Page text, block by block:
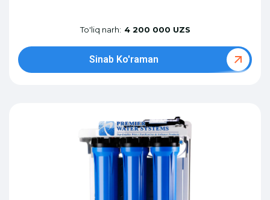
To'liq narh: 4 200 000 UZS
Sinab Ko'raman